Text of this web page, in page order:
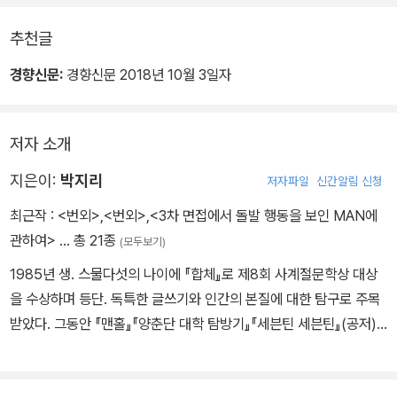
죄책감과 함께 총기 난사 사건의 가해자 K와 공범 의식을 느끼기도
한다. 삶과 죽음의 욕망이 교차하는 소년의 불안하고 혼란스러운 심
추천글
경향신문: 경향신문 2018년 10월 3일자
저자 소개
지은이: 박지리 저자파일 신간알림 신청
최근작 : <번외>,<번외>,<3차 면접에서 돌발 행동을 보인 MAN에
관하여> … 총 21종 (모두보기)
1985년 생. 스물다섯의 나이에 『합체』로 제8회 사계절문학상 대상
을 수상하며 등단. 독특한 글쓰기와 인간의 본질에 대한 탐구로 주목
받았다. 그동안 『맨홀』『양춘단 대학 탐방기』『세븐틴 세븐틴』(공저)